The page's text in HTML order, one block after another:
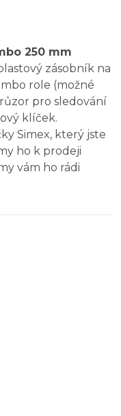
250 mm
zásobník na
role (možné
pro sledování
klíček.
Simex, který jste
ho k prodeji
vám ho rádi